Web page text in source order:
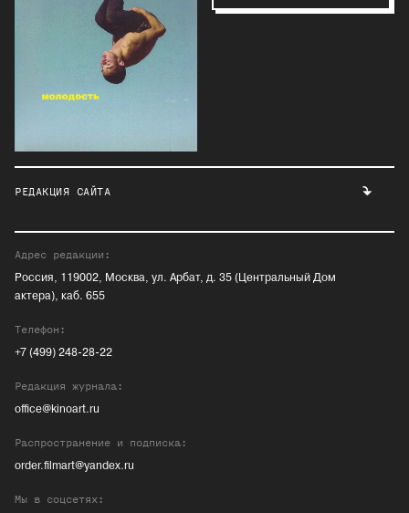
РЕДАКЦИЯ САЙТА
Адрес редакции:
Россия, 119002, Москва, ул. Арбат, д. 35 (Центральный Дом
актера), каб. 655
Телефон:
+7 (499) 248-28-22
Редакция журнала:
office@kinoart.ru
Распространение и подписка:
order.filmart@yandex.ru
Мы в соцсетях: